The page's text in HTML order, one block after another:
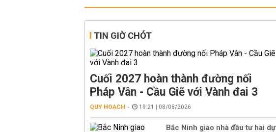
TIN GIỜ CHÓT
Cuối 2027 hoàn thành đường nối
Pháp Vân - Cầu Giẽ với Vành đai 3
QUY HOẠCH 19:21 | 08/08/2026
Bắc Ninh giao nhà đầu tư hai dự